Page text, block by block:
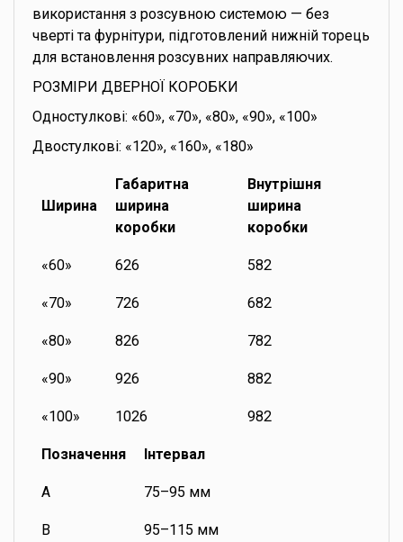
використання з розсувною системою — без
чверті та фурнітури, підготовлений нижній торець
для встановлення розсувних направляючих.
РОЗМІРИ ДВЕРНОЇ КОРОБКИ
Одностулкові: «60», «70», «80», «90», «100»
Двостулкові: «120», «160», «180»
Ширина
Габаритна
ширина
коробки
Внутрішня
ширина
коробки
«60» 626 582
«70» 726 682
«80» 826 782
«90» 926 882
«100» 1026 982
Позначення Інтервал
A 75–95 мм
B 95–115 мм